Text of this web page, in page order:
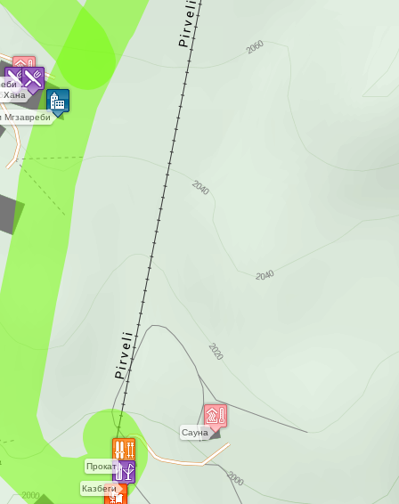
Мгзавреби
Казбеги
Сауна
Хана
Прокат